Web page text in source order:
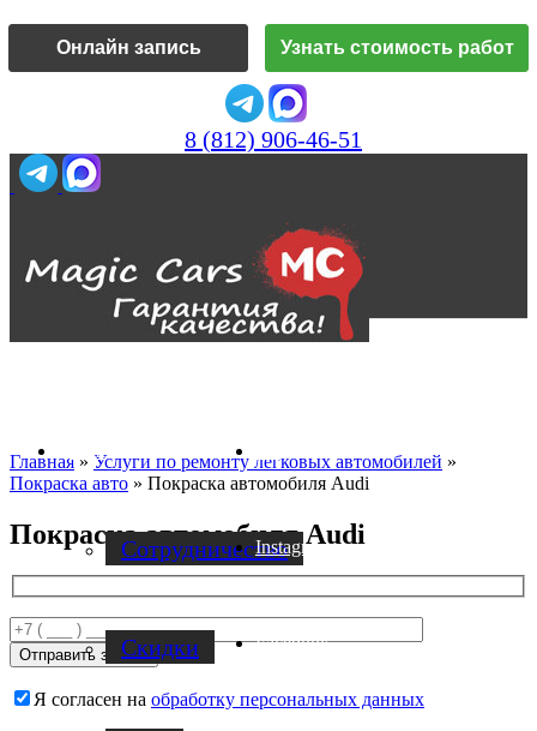
Онлайн запись Узнать стоимость работ
8 (812) 906-46-51
О нас
Cотрудничество
Скидки
Instagram
Facebook
Главная » Услуги по ремонту легковых автомобилей »
Покраска авто » Покраска автомобиля Audi
Покраска автомобиля Audi
Я согласен на обработку персональных данных